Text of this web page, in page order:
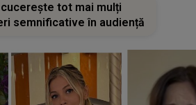
tot mai mulți
semnificative în audiență